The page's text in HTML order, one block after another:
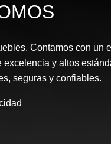
Contamos con un
y altos
seguras y confiables.